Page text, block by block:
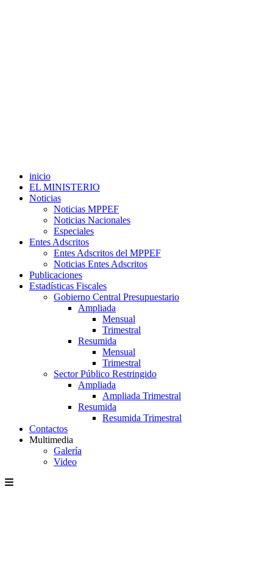
inicio
EL MINISTERIO
Noticias
Noticias MPPEF
Noticias Nacionales
Especiales
Entes Adscritos
Entes Adscritos del MPPEF
Noticias Entes Adscritos
Publicaciones
Estadísticas Fiscales
Gobierno Central Presupuestario
Ampliada
Mensual
Trimestral
Resumida
Mensual
Trimestral
Sector Público Restringido
Ampliada
Ampliada Trimestral
Resumida
Resumida Trimestral
Contactos
Multimedia
Galería
Video